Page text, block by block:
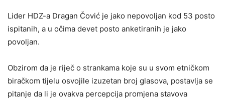
Lider HDZ-a Dragan Čović je jako nepovoljan kod 53 posto
ispitanih, a u očima devet posto anketiranih je jako
povoljan.
Obzirom da je riječ o strankama koje su u svom etničkom
biračkom tijelu osvojile izuzetan broj glasova, postavlja se
pitanje da li je ovakva percepcija promjena stavova